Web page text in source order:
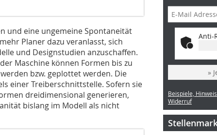
und eine ungemeine Spontaneität
Planer dazu veranlasst, sich
und Designstudien anzuschaffen.
Maschine können Formen bis zu
bzw. geplottet werden. Die
einer Treiberschnittstelle. Sofern sie
dreidimensional generieren,
bislang im Modell als nicht
Anti-
»
Beispiele,
Widerruf